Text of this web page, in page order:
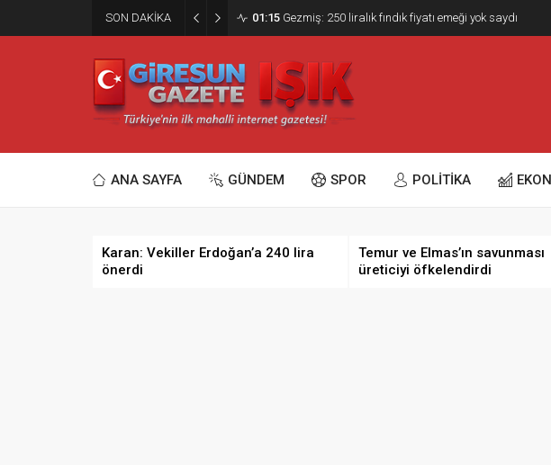
SON DAKİKA 01:15 Gezmiş: 250 liralık fındık fiyatı emeği yok saydı
ANA SAYFA GÜNDEM SPOR POLİTİKA
Karan: Vekiller Erdoğan’a 240 lira
önerdi
Temur ve Elmas’ın savunması
üreticiyi öfkelendirdi